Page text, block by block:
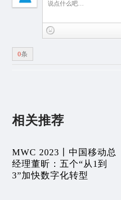
0条
相关推荐
MWC 2023丨中国移动总
经理董昕：五个“从1到
3”加快数字化转型